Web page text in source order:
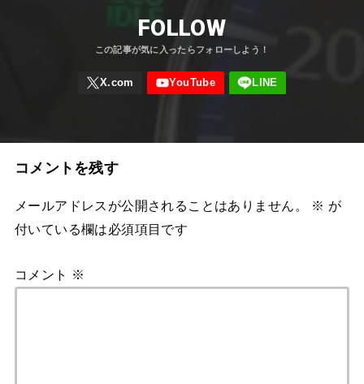
FOLLOW
コメントを残す
メールアドレスが公開されることはありません。 ※ が
付いている欄は必須項目です
コメント ※